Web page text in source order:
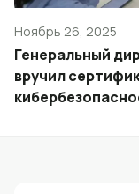
Ноябрь 26, 2025
Генеральный
вручил